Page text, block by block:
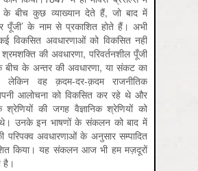
के बीच कुछ व्याख्यान देते हैं, जो बाद में
पूँजी’ के नाम से प्रकाशित होते हैं। अभी
विकसित अवधारणाओं को विकसित नहीं
की अवधारणा, परिवर्तनशील पूँजी
के अन्तर की अवधारणा, या संकट का
लेकिन वह क़दम-दर-क़दम राजनीतिक
आलोचना को विकसित कर रहे थे और
श्रेणियों की जगह वैज्ञानिक श्रेणियों को
उनके इन भाषणों के संकलन को बाद में
परिपक्व अवधारणाओं के अनुसार सम्पादित
किया। यह संकलन आज भी हम मज़दूरों
है।